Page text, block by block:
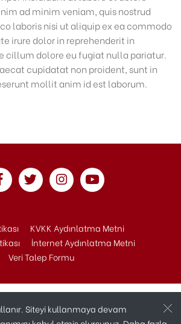
ad minim veniam, quis nostrud
laboris nisi ut aliquip ex ea commodo
irure dolor in reprehenderit in
cillum dolore eu fugiat nulla pariatur.
cupidatat non proident, sunt in
mollit anim id est laborum.
KVKK Aydınlatma Metni
İnternet Aydınlatma Metni
Veri Talep Formu
Siteyi kullanmaya devam